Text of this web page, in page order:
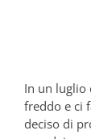
In un luglio
freddo e ci
deciso di